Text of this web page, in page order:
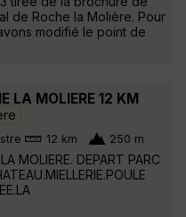
de Roche la Molière. Pour
modifié le point de
LA MOLIERE 12 KM
12 km 250 m
MOLIERE. DEPART PARC